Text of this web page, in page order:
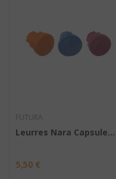
FUTURA
Leurres Nara Capsules appâts attractifs pour...
5,50 €